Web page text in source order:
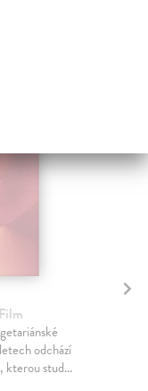
odchází
kterou stud...